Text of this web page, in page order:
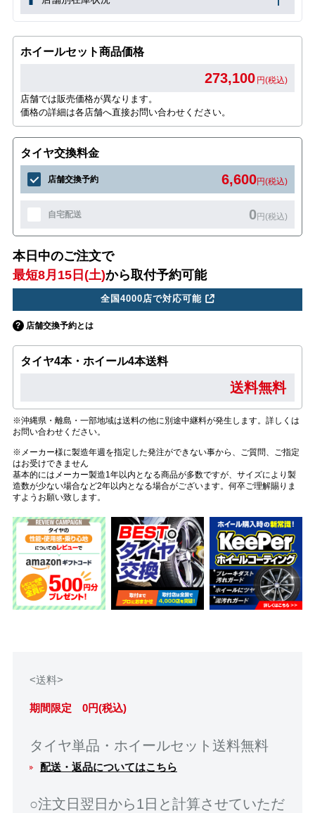
ホイールセット商品価格
273,100 円(税込)
店舗では販売価格が異なります。
価格の詳細は各店舗へ直接お問い合わせください。
タイヤ交換料金
店舗交換予約 6,600円(税込)
自宅配送 0円(税込)
本日中のご注文で
最短8月15日(土)から取付予約可能
全国4000店で対応可能
店舗交換予約とは
タイヤ4本・ホイール4本送料
送料無料
※沖縄県・離島・一部地域は送料の他に別途中継料が発生します。詳しくは
お問い合わせください。
※メーカー様に製造年週を指定した発注ができない事から、ご質問、ご指定
はお受けできません
基本的にはメーカー製造1年以内となる商品が多数ですが、サイズにより製
造数が少ない場合など2年以内となる場合がございます。何卒ご理解賜りま
すようお願い致します。
<送料>
期間限定 0円(税込)
タイヤ単品・ホイールセット送料無料
配送・返品についてはこちら
○注文日翌日から1日と計算させていただ